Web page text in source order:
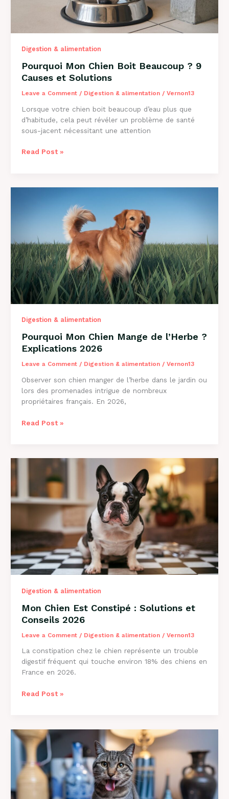
Digestion & alimentation
Pourquoi Mon Chien Boit Beaucoup ? 9
Causes et Solutions
Leave a Comment / Digestion & alimentation/ Vernon13
Lorsque votre chien boit beaucoup d’eau plus que
d’habitude, cela peut révéler un problème de santé
sous-jacent nécessitant une attention
Pourquoi
Solutions
Read Post »
Digestion & alimentation
Pourquoi Mon Chien Mange de l’Herbe ?
Explications 2026
Leave a Comment / Digestion & alimentation/ Vernon13
Observer son chien manger de l’herbe dans le jardin ou
lors des promenades intrigue de nombreux
propriétaires français. En 2026,
Pourquoi
l’Herbe
Explications
2026
Read Post »
Digestion & alimentation
Mon Chien Est Constipé : Solutions et
Conseils 2026
Leave a Comment / Digestion & alimentation/ Vernon13
La constipation chez le chien représente un trouble
digestif fréquent qui touche environ 18% des chiens en
France en 2026.
Mon
:
Solutions
Conseils
2026
Read Post »